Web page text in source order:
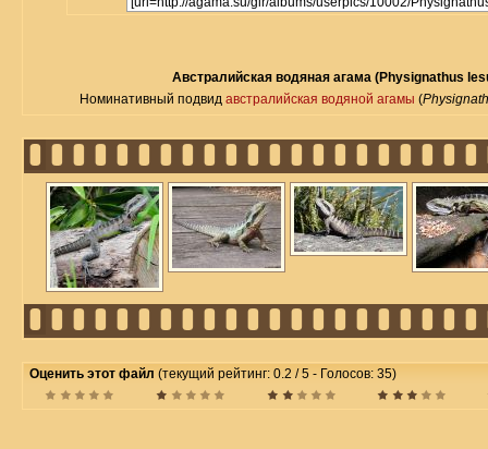
Австралийская водяная агама (Physignathus
Номинативный подвидавстралийская водяной агамы (
Оценить этот файл (текущий рейтинг: 0.2 / 5 - Голосов: 35)